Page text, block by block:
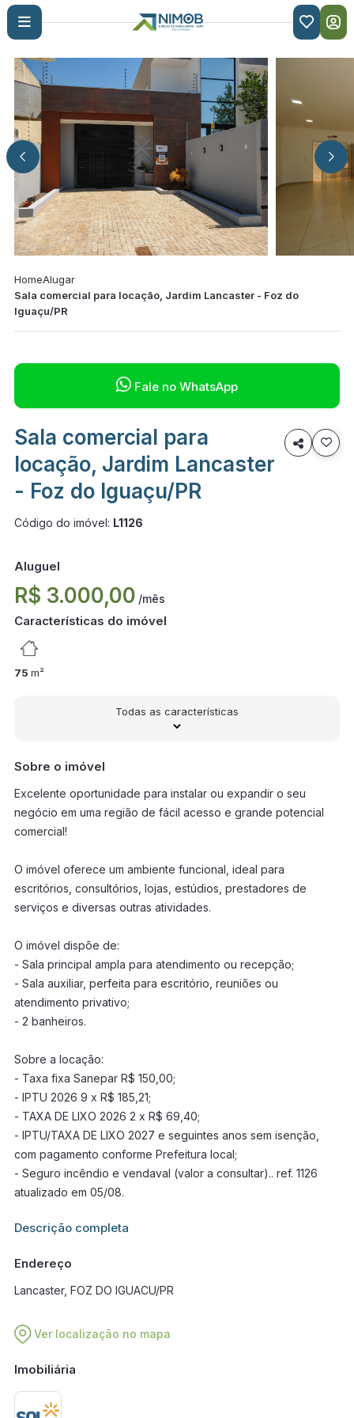

HomeAlugar
Sala comercial para locação, Jardim Lancaster - Foz do
Iguaçu/PR
 Fale no WhatsApp
Sala comercial para
locação, Jardim Lancaster
- Foz do Iguaçu/PR

Código do imóvel: L1126
Aluguel
R$ 3.000,00 /mês
Características do imóvel
75 m²
Todas as características
Sobre o imóvel
Excelente oportunidade para instalar ou expandir o seu
negócio em uma região de fácil acesso e grande potencial
comercial!
O imóvel oferece um ambiente funcional, ideal para
escritórios, consultórios, lojas, estúdios, prestadores de
serviços e diversas outras atividades.
O imóvel dispõe de:
- Sala principal ampla para atendimento ou recepção;
- Sala auxiliar, perfeita para escritório, reuniões ou
atendimento privativo;
- 2 banheiros.
Sobre a locação:
- Taxa fixa Sanepar R$ 150,00;
- IPTU 2026 9 x R$ 185,21;
- TAXA DE LIXO 2026 2 x R$ 69,40;
- IPTU/TAXA DE LIXO 2027 e seguintes anos sem isenção,
com pagamento conforme Prefeitura local;
- Seguro incêndio e vendaval (valor a consultar).. ref. 1126
atualizado em 05/08.
Informações adicionais sobre este imóvel estarão disponíveis
Descrição completa
Endereço
Lancaster, FOZ DO IGUACU/PR
Ver localização no mapa
Imobiliária